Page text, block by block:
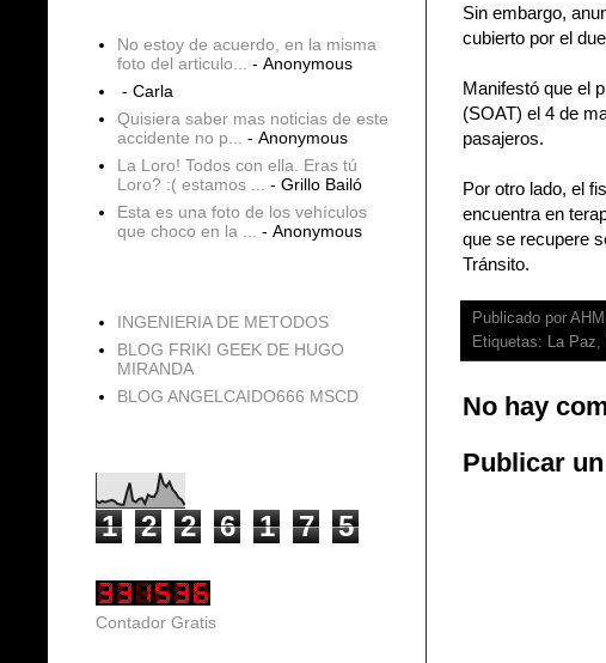
Sin embargo,
cubierto por el
Manifestó que el
(SOAT) el 4 de
pasajeros.
Por otro lado, el
encuentra en
que se recupere
Tránsito.
Publicado por AHM
Etiquetas: La Paz,
No hay
Publicar
No estoy de acuerdo, en la misma
foto del articulo...
- Anonymous
- Carla
Quisiera saber mas noticias de este
accidente no p...
- Anonymous
La Loro! Todos con ella. Eras tú
Loro? :( estamos ...
- Grillo Bailó
Esta es una foto de los vehículos
que choco en la ...
- Anonymous
INGENIERIA DE METODOS
BLOG FRIKI GEEK DE HUGO
MIRANDA
BLOG ANGELCAIDO666 MSCD
1 2 2 6 1 7 5
Contador Gratis